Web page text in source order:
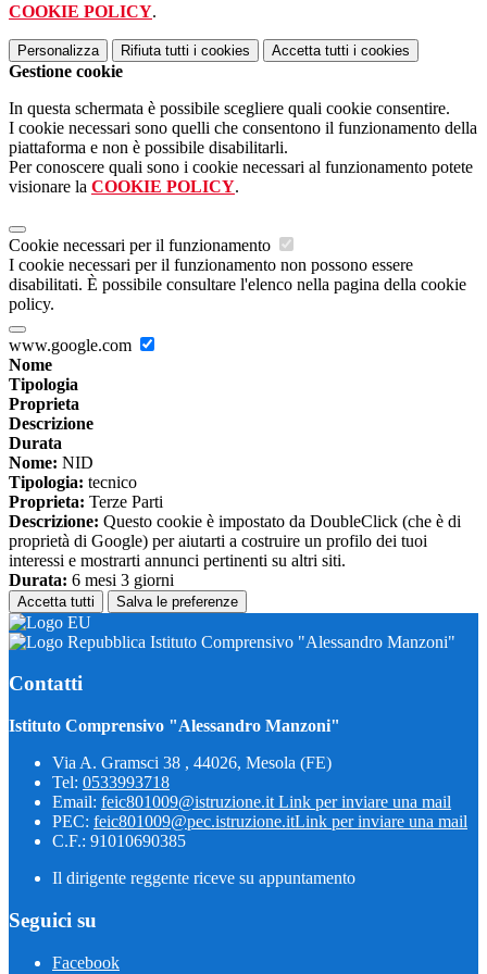
COOKIE POLICY.
Personalizza Rifiuta tutti i cookies Accetta tutti i cookies
Gestione cookie
In questa schermata è possibile scegliere quali cookie consentire.
I cookie necessari sono quelli che consentono il funzionamento della
piattaforma e non è possibile disabilitarli.
Per conoscere quali sono i cookie necessari al funzionamento potete
visionare la COOKIE POLICY.
Cookie necessari per il funzionamento
I cookie necessari per il funzionamento non possono essere
disabilitati. È possibile consultare l'elenco nella pagina della cookie
policy.
www.google.com
Nome
Tipologia
Proprieta
Descrizione
Durata
Nome: NID
Tipologia: tecnico
Proprieta: Terze Parti
Descrizione: Questo cookie è impostato da DoubleClick (che è di
proprietà di Google) per aiutarti a costruire un profilo dei tuoi
interessi e mostrarti annunci pertinenti su altri siti.
Durata: 6 mesi 3 giorni
Accetta tutti Salva le preferenze
Istituto Comprensivo "Alessandro Manzoni"
Contatti
Istituto Comprensivo "Alessandro Manzoni"
Via A. Gramsci 38 , 44026, Mesola (FE)
Tel: 0533993718
Email: feic801009@istruzione.it Link per inviare una mail
PEC: feic801009@pec.istruzione.itLink per inviare una mail
C.F.: 91010690385
Il dirigente reggente riceve su appuntamento
Seguici su
Facebook